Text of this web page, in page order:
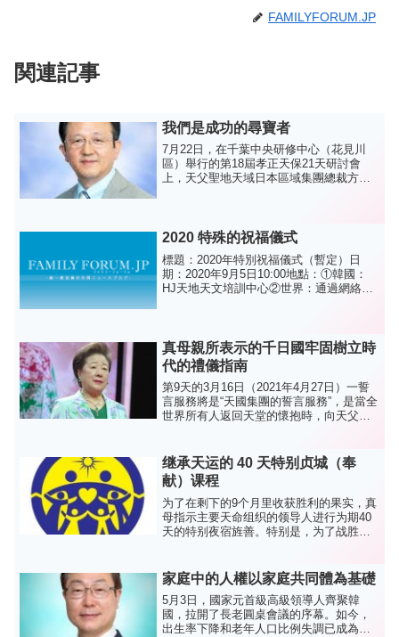
FAMILYFORUM.JP
関連記事
我們是成功的尋寶者
7月22日，在千葉中央研修中心（花見川
區）舉行的第18屆孝正天保21天研討會
上，天父聖地天域日本區域集團總裁方相
遇到真正父...
2020 特殊的祝福儀式
標題：2020年特別祝福儀式（暫定）日
期：2020年9月5日10:00地點：①韓國：
HJ天地天文培訓中心②世界：通過網絡廣
的第一代人...
真母親所表示的千日國牢固樹立時
代的禮儀指南
第9天的3月16日（2021年4月27日）一誓
言服務將是“天國集團的誓言服務”，是當全
世界所有人返回天堂的懷抱時，向天父以
中，代表必須站在主體（丈夫）的前面，
而物體（妻...
继承天运的 40 天特别贞城（奉
献）课程
为了在剩下的9个月里收获胜利的果实，真
母指示主要天命组织的领导人进行为期40
天的特别夜宿旌善。特别是，为了战胜天
努力，通过 40 天的特别课程来继承天国的
财富。1. 课...
家庭中的人權以家庭共同體為基礎
5月3日，國家元首級高級領導人齊聚韓
國，拉開了長老圓桌會議的序幕。如今，
出生率下降和老年人口比例失調已成為全